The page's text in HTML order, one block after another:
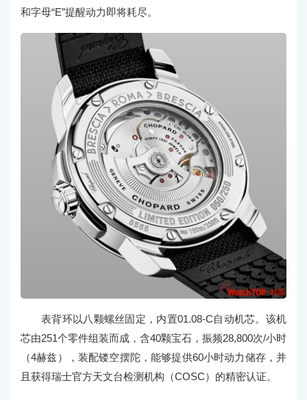
和字母“E”提醒动力即将耗尽。
表背环以八颗螺丝固定，内置01.08-C自动机芯。该机
芯由251个零件组装而成，含40颗宝石，振频28,800次/小时
（4赫兹），装配镂空摆陀，能够提供60小时动力储存，并
且获得瑞士官方天文台检测机构（COSC）的精密认证。